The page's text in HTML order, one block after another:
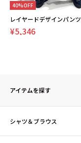
40%OFF
レイヤードデザインパンツ
¥5,346
アイテムを探す
シャツ＆ブラウス